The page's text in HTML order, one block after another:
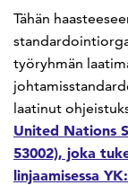
Tähän
työryhmän
laatinut
United Nations
53002), joka
linjaamisessa